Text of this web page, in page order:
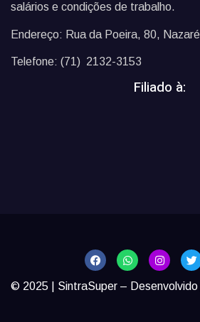
salários e condições de trabalho.
Endereço: Rua da Poeira, 80,
Telefone: (71) 2132-3153
Filiado à:
© 2025 | SintraSuper – Desenvolvido